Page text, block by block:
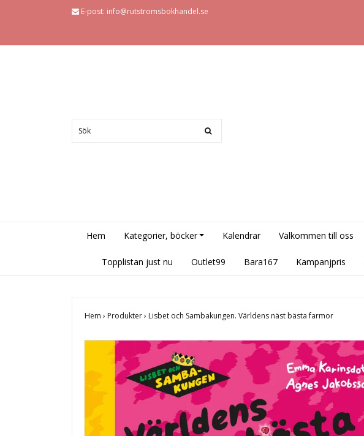
E-post: info@rutstromsbokhandel.se
Hem Kategorier, böcker Kalendrar Välkommen till oss
Topplistan just nu Outlet99 Bara167 Kampanjpris
Hem › Produkter› Lisbet och Sambakungen. Världens näst bästa farmor